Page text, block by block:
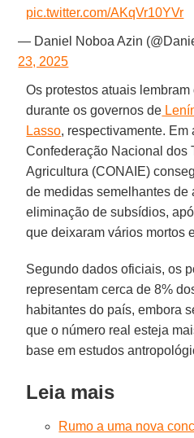
pic.twitter.com/AKqVr10YVr
— Daniel Noboa Azin
23, 2025
Os protestos atuais
durante os governos de
Lasso, respectivamente. Em
Confederação Nacional dos
Agricultura (CONAIE)
de medidas semelhantes de
eliminação de subsídios,
que deixaram vários mortos
Segundo dados oficiais, os
representam cerca de 8%
habitantes do país, embora
que o número real esteja
base em estudos
Leia mais
Rumo a uma nova